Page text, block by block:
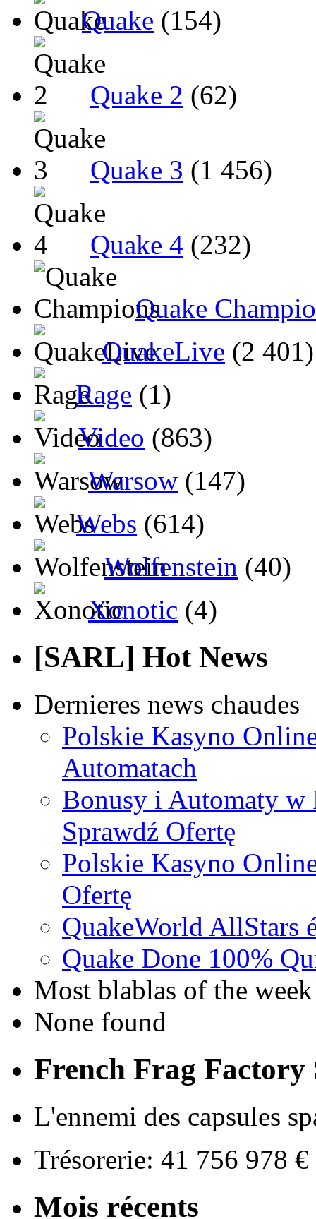
Quake (154)
Quake 2 (62)
Quake 3 (1 456)
Quake 4 (232)
Quake
QuakeLive (2 401)
Rage (1)
Video (863)
Warsow (147)
Webs (614)
Wolfenstein (40)
Xonotic (4)
[SARL] Hot News
Dernieres news chaudes
Polskie Kasyno
Automatach
Bonusy i Automaty w
Sprawdź Ofertę
Polskie Kasyno
Ofertę
QuakeWorld AllStars
Quake Done 100%
Most blablas of the week
None found
French Frag Factory
L'ennemi des capsules
Trésorerie: 41 756 978
Mois récents